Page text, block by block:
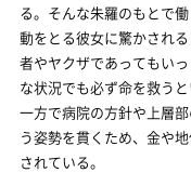
る。そんな朱羅のもとで
動をとる彼女に驚かされ
者やヤクザであってもい
な状況でも必ず命を救う
一方で病院の方針や上層
う姿勢を貫くため、金や
されている。